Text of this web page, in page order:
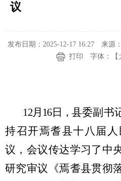
议
发布日期：2025-12-17 16:27
来源
打印
字体：【
12月 16日 ，县委副书
持召开焉耆县十八届人
议， 会议传达学习了中
研究审议《焉耆县贯彻